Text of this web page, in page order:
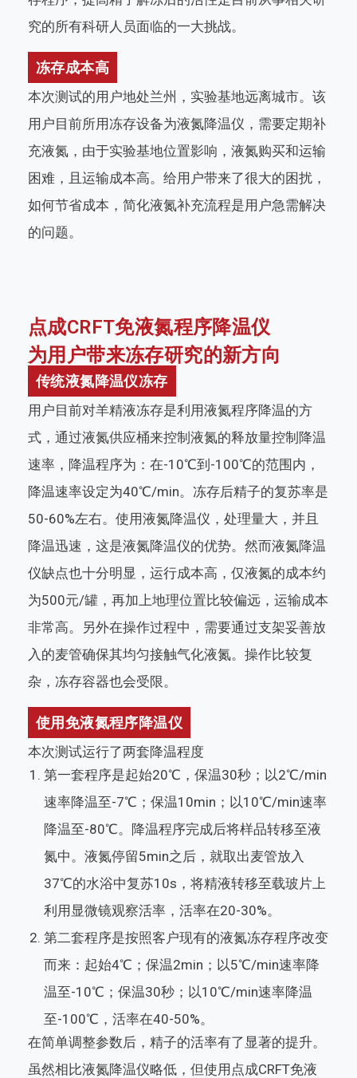
究的所有科研人员面临的一大挑战。
冻存成本高
本次测试的用户地处兰州，实验基地远离城市。该
用户目前所用冻存设备为液氮降温仪，需要定期补
充液氮，由于实验基地位置影响，液氮购买和运输
困难，且运输成本高。给用户带来了很大的困扰，
如何节省成本，简化液氮补充流程是用户急需解决
的问题。
点成CRFT免液氮程序降温仪
为用户带来冻存研究的新方向
传统液氮降温仪冻存
用户目前对羊精液冻存是利用液氮程序降温的方
式，通过液氮供应桶来控制液氮的释放量控制降温
速率，降温程序为：在-10℃到-100℃的范围内，
降温速率设定为40℃/min。冻存后精子的复苏率是
50-60%左右。使用液氮降温仪，处理量大，并且
降温迅速，这是液氮降温仪的优势。然而液氮降温
仪缺点也十分明显，运行成本高，仅液氮的成本约
为500元/罐，再加上地理位置比较偏远，运输成本
非常高。另外在操作过程中，需要通过支架妥善放
入的麦管确保其均匀接触气化液氮。操作比较复
杂，冻存容器也会受限。
使用免液氮程序降温仪
本次测试运行了两套降温程度
第一套程序是起始20℃，保温30秒；以2℃/min
速率降温至-7℃；保温10min；以10℃/min速率
降温至-80℃。降温程序完成后将样品转移至液
氮中。液氮停留5min之后，就取出麦管放入
37℃的水浴中复苏10s，将精液转移至载玻片上
利用显微镜观察活率，活率在20-30%。
第二套程序是按照客户现有的液氮冻存程序改变
而来：起始4℃；保温2min；以5℃/min速率降
温至-10℃；保温30秒；以10℃/min速率降温
至-100℃，活率在40-50%。
在简单调整参数后，精子的活率有了显著的提升。
虽然相比液氮降温仪略低，但使用点成CRFT免液